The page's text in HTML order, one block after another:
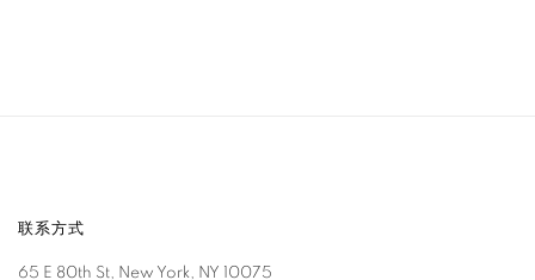
联系方式
65 E 80th St, New York, NY 10075